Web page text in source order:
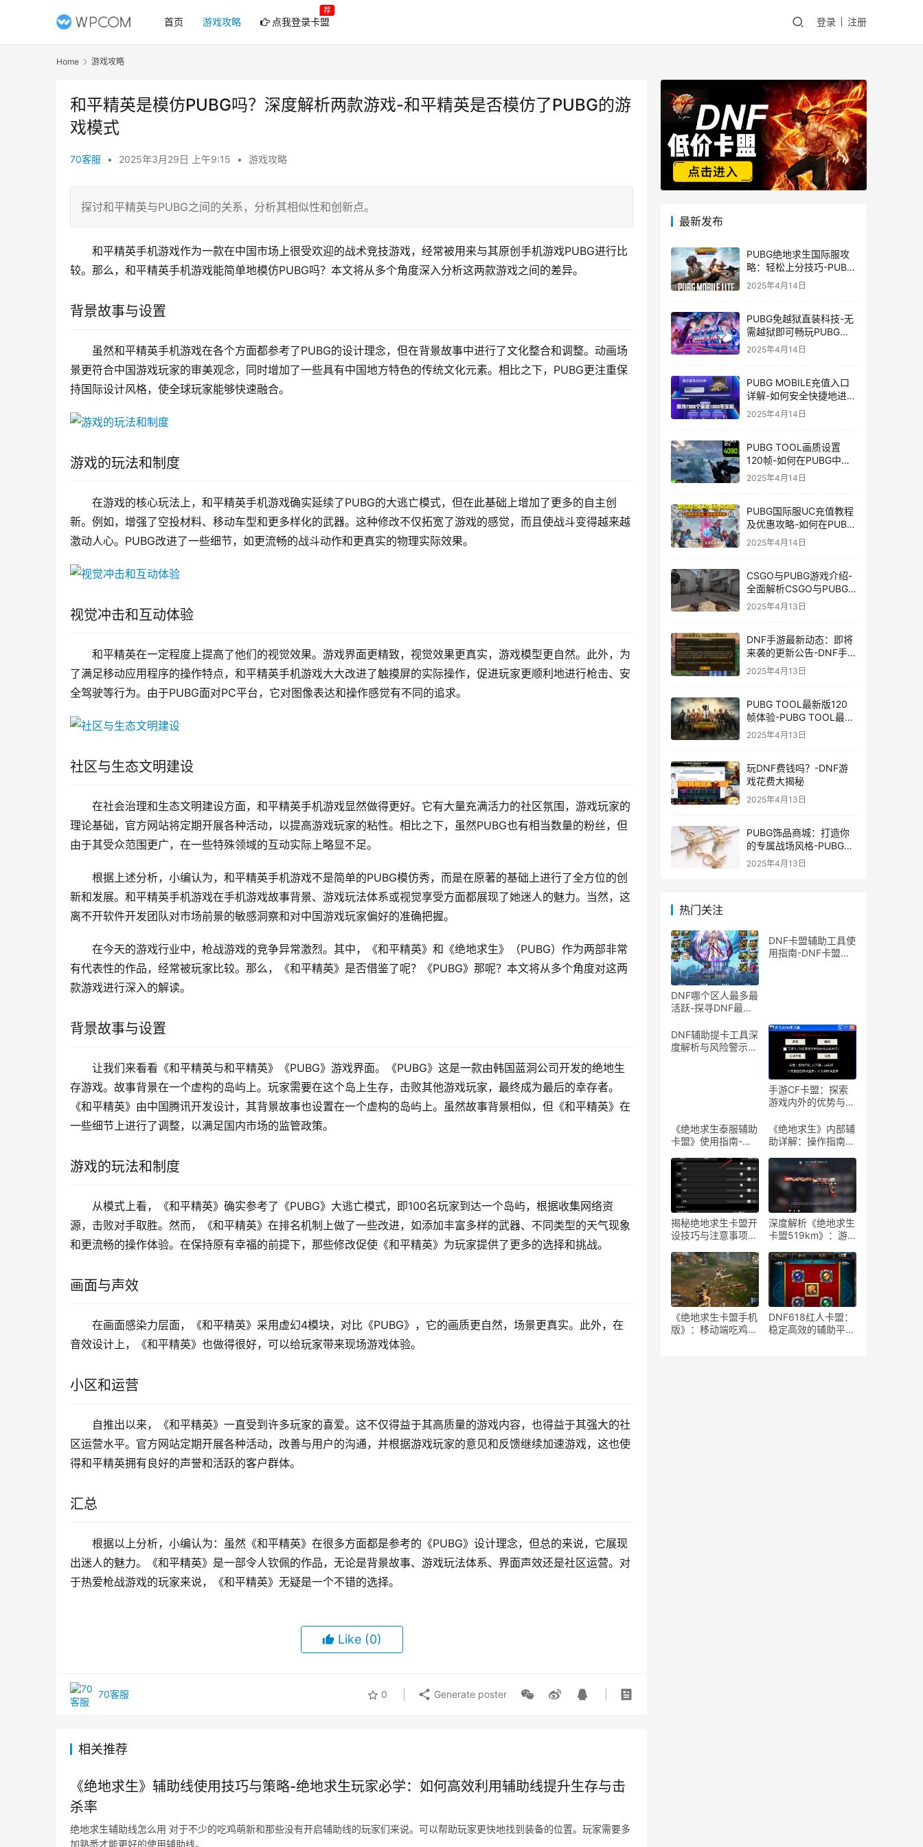
首页 游戏攻略 点我登录卡盟
荐
登录 注册
Home 游戏攻略
和平精英是模仿PUBG吗？深度解析两款游戏-和平精英是否模仿了PUBG的游
戏模式
70客服 • 2025年3月29日 上午9:15 • 游戏攻略
探讨和平精英与PUBG之间的关系，分析其相似性和创新点。
和平精英手机游戏作为一款在中国市场上很受欢迎的战术竞技游戏，经常被用来与其原创手机游戏PUBG进行比
较。那么，和平精英手机游戏能简单地模仿PUBG吗？本文将从多个角度深入分析这两款游戏之间的差异。
背景故事与设置
虽然和平精英手机游戏在各个方面都参考了PUBG的设计理念，但在背景故事中进行了文化整合和调整。动画场
景更符合中国游戏玩家的审美观念，同时增加了一些具有中国地方特色的传统文化元素。相比之下，PUBG更注重保
持国际设计风格，使全球玩家能够快速融合。
游戏的玩法和制度
在游戏的核心玩法上，和平精英手机游戏确实延续了PUBG的大逃亡模式，但在此基础上增加了更多的自主创
新。例如，增强了空投材料、移动车型和更多样化的武器。这种修改不仅拓宽了游戏的感觉，而且使战斗变得越来越
激动人心。PUBG改进了一些细节，如更流畅的战斗动作和更真实的物理实际效果。
视觉冲击和互动体验
和平精英在一定程度上提高了他们的视觉效果。游戏界面更精致，视觉效果更真实，游戏模型更自然。此外，为
了满足移动应用程序的操作特点，和平精英手机游戏大大改进了触摸屏的实际操作，促进玩家更顺利地进行枪击、安
全驾驶等行为。由于PUBG面对PC平台，它对图像表达和操作感觉有不同的追求。
社区与生态文明建设
在社会治理和生态文明建设方面，和平精英手机游戏显然做得更好。它有大量充满活力的社区氛围，游戏玩家的
理论基础，官方网站将定期开展各种活动，以提高游戏玩家的粘性。相比之下，虽然PUBG也有相当数量的粉丝，但
由于其受众范围更广，在一些特殊领域的互动实际上略显不足。
根据上述分析，小编认为，和平精英手机游戏不是简单的PUBG模仿秀，而是在原著的基础上进行了全方位的创
新和发展。和平精英手机游戏在手机游戏故事背景、游戏玩法体系或视觉享受方面都展现了她迷人的魅力。当然，这
离不开软件开发团队对市场前景的敏感洞察和对中国游戏玩家偏好的准确把握。
在今天的游戏行业中，枪战游戏的竞争异常激烈。其中，《和平精英》和《绝地求生》（PUBG）作为两部非常
有代表性的作品，经常被玩家比较。那么，《和平精英》是否借鉴了呢？《PUBG》那呢？本文将从多个角度对这两
款游戏进行深入的解读。
背景故事与设置
让我们来看看《和平精英与和平精英》《PUBG》游戏界面。《PUBG》这是一款由韩国蓝洞公司开发的绝地生
存游戏。故事背景在一个虚构的岛屿上。玩家需要在这个岛上生存，击败其他游戏玩家，最终成为最后的幸存者。
《和平精英》由中国腾讯开发设计，其背景故事也设置在一个虚构的岛屿上。虽然故事背景相似，但《和平精英》在
一些细节上进行了调整，以满足国内市场的监管政策。
游戏的玩法和制度
从模式上看，《和平精英》确实参考了《PUBG》大逃亡模式，即100名玩家到达一个岛屿，根据收集网络资
源，击败对手取胜。然而，《和平精英》在排名机制上做了一些改进，如添加丰富多样的武器、不同类型的天气现象
和更流畅的操作体验。在保持原有幸福的前提下，那些修改促使《和平精英》为玩家提供了更多的选择和挑战。
画面与声效
在画面感染力层面，《和平精英》采用虚幻4模块，对比《PUBG》，它的画质更自然，场景更真实。此外，在
音效设计上，《和平精英》也做得很好，可以给玩家带来现场游戏体验。
小区和运营
自推出以来，《和平精英》一直受到许多玩家的喜爱。这不仅得益于其高质量的游戏内容，也得益于其强大的社
区运营水平。官方网站定期开展各种活动，改善与用户的沟通，并根据游戏玩家的意见和反馈继续加速游戏，这也使
得和平精英拥有良好的声誉和活跃的客户群体。
汇总
根据以上分析，小编认为：虽然《和平精英》在很多方面都是参考的《PUBG》设计理念，但总的来说，它展现
出迷人的魅力。《和平精英》是一部令人钦佩的作品，无论是背景故事、游戏玩法体系、界面声效还是社区运营。对
于热爱枪战游戏的玩家来说，《和平精英》无疑是一个不错的选择。
Like (0)
70客服 0 Generate poster
相关推荐
《绝地求生》辅助线使用技巧与策略-绝地求生玩家必学：如何高效利用辅助线提升生存与击
杀率
绝地求生辅助线怎么用 对于不少的吃鸡萌新和那些没有开启辅助线的玩家们来说。可以帮助玩家更快地找到装备的位置。玩家需要多
加熟悉才能更好的使用辅助线。
最新发布
PUBG绝地求生国际服攻
略：轻松上分技巧-PUBG
绝地求生国际服新手入门
2025年4月14日
PUBG免越狱直装科技-无
需越狱即可畅玩PUBG的
安装技巧
2025年4月14日
PUBG MOBILE充值入口
详解-如何安全快捷地进行
PUBG MOBILE充值
2025年4月14日
PUBG TOOL画质设置
120帧-如何在PUBG中使
用PUBG TOOL实现120
2025年4月14日
PUBG国际服UC充值教程
及优惠攻略-如何在PUBG
国际服中进行高效且安全
的UC充值
2025年4月14日
CSGO与PUBG游戏介绍-
全面解析CSGO与PUBG
这两款热门射击游戏
2025年4月13日
DNF手游最新动态：即将
来袭的更新公告-DNF手
游最新消息与更新时间表
2025年4月13日
PUBG TOOL最新版120
帧体验-PUBG TOOL最新
版120帧游戏体验优化
2025年4月13日
玩DNF费钱吗？-DNF游
戏花费大揭秘
2025年4月13日
PUBG饰品商城：打造你
的专属战场风格-PUBG游
戏内饰品购买指南
2025年4月13日
热门关注
DNF哪个区人最多最
活跃-探寻DNF最热
游戏天堂
DNF卡盟辅助工具使
用指南-DNF卡盟辅
DNF辅助提卡工具深
度解析与风险警示-
手游CF卡盟：探索
游戏内外的优势与合
盟：深入解析游戏产
业中的联盟与合作策
《绝地求生泰服辅助
卡盟》使用指南-
卡盟》体验分享及使
用技巧
《绝地求生》内部辅
助详解：操作指南与
生》内部辅助软件使
用教程与注意事项
揭秘绝地求生卡盟开
设技巧与注意事项-
绝地求生游戏卡盟平
台
深度解析《绝地求生
卡盟519km》：游
《绝地求生》卡盟
519km：揭秘高端
玩家生存与竞技秘籍
《绝地求生卡盟手机
版》：移动端吃鸡新
DNF618红人卡盟：
稳定高效的辅助平台